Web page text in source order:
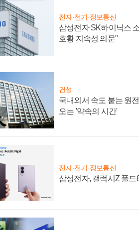
전자·전기·정보통신
삼성전자 SK하이닉스
호황 지속성 의문"
건설
국내외서 속도 붙는 원
오는 '약속의 시간'
전자·전기·정보통신
삼성전자, 갤럭시Z 폴